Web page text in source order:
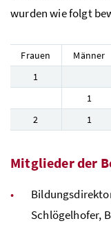
wurden wie folgt
Frauen
Männer
1
1
2
1
Mitglieder der
Schlögelhofer,